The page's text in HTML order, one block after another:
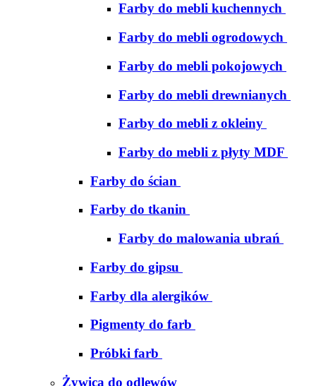
Farby do mebli kuchennych
Farby do mebli ogrodowych
Farby do mebli pokojowych
Farby do mebli drewnianych
Farby do mebli z okleiny
Farby do mebli z płyty MDF
Farby do ścian
Farby do tkanin
Farby do malowania ubrań
Farby do gipsu
Farby dla alergików
Pigmenty do farb
Próbki farb
Żywica do odlewów